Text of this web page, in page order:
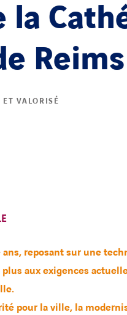
Reims
VALORISÉ
reposant sur une
aux exigences
pour la ville, la